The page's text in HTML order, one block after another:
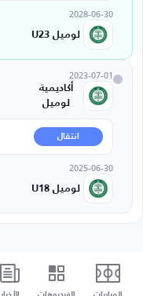
2028-06-30
لوميل U23
2023-07-01
أكاديمية
لوميل
انتقال
2025-06-30
لوميل U18
المباريات الفيديوهات الأخبار